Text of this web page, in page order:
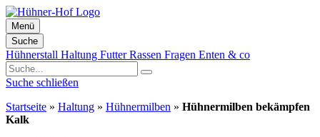
Menü
Suche
Zum
Inhalt
springen
Hühnerstall Haltung FutterRassen Fragen Enten & co
Suche schließen
Startseite » Haltung » Hühnermilben » Hühnermilben bekämpfen
Kalk